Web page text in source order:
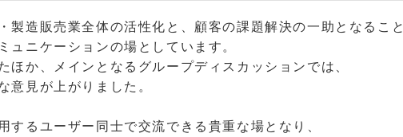
製造販売業全体の活性化と、顧客の課題解決の一助となるこ
ュニケーションの場としています。
か、メインとなるグループディスカッションでは、
意見が上がりました。
するユーザー同士で交流できる貴重な場となり、